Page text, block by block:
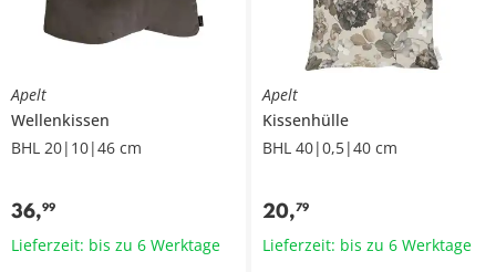
Apelt
Wellenkissen
BHL 20|10|46 cm
36,99
Lieferzeit: bis zu 6 Werktage
Apelt
Kissenhülle
BHL 40|0,5|40 cm
20,79
Lieferzeit: bis zu 6 Werktage